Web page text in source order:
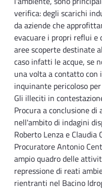
verifica: degli scarichi
da aziende che
evacuare i propri reflui e
aree scoperte destinate
caso infatti le acque, se
una volta a contatto
inquinante pericoloso
Gli illeciti in
Procura a conclusione
nell'ambito di indagini
Roberto Lenza e Claudia
Procuratore Antonio
ampio quadro delle
repressione di reati
rientranti nel Bacino